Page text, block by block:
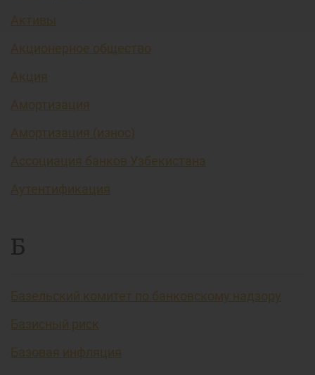
Активы
Акционерное общество
Акция
Амортизация
Амортизация (износ)
Ассоциация банков Узбекистана
Аутентификация
Б
Базельский комитет по банковскому надзору
Базисный риск
Базовая инфляция